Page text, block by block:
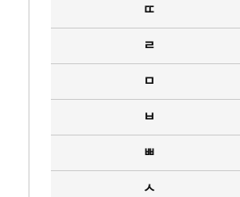
ㄸ
ㄹ
ㅁ
ㅂ
ㅃ
ㅅ